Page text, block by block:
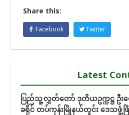
Share this:
Facebook Twitter
Latest
ပြည်သူ့လွှတ်တော် ဒုတိယဥက္ကဋ္ဌ ဦးမေ
ခရိုင် တပ်ကုန်းမြိုနယ်တွင်း ဒေသဖွံ့ဖြိုး